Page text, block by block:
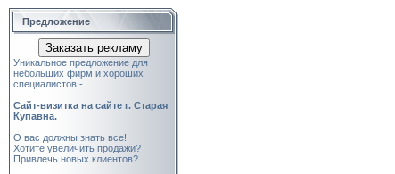
Предложение
Заказать рекламу
Уникальное предложение для
небольших фирм и хороших
специалистов -
Cайт-визитка на сайте г. Старая
Купавна.
О вас должны знать все!
Хотите увеличить продажи?
Привлечь новых клиентов?